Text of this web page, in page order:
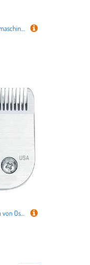
Kerbl wasserdichte Akku-Schermaschine DropiX - Komplettset
Scherköpfe für Schermaschinen von Oster - Scherkopf Nr. 10 (Länge 1,5 mm)